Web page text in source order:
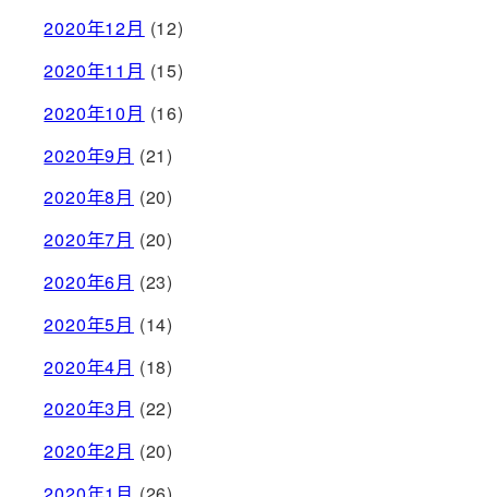
2020年12月 (12)
2020年11月 (15)
2020年10月 (16)
2020年9月 (21)
2020年8月 (20)
2020年7月 (20)
2020年6月 (23)
2020年5月 (14)
2020年4月 (18)
2020年3月 (22)
2020年2月 (20)